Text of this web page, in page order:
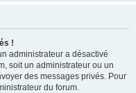
!
administrateur a désactivé
soit un administrateur ou un
des messages privés. Pour
du forum.